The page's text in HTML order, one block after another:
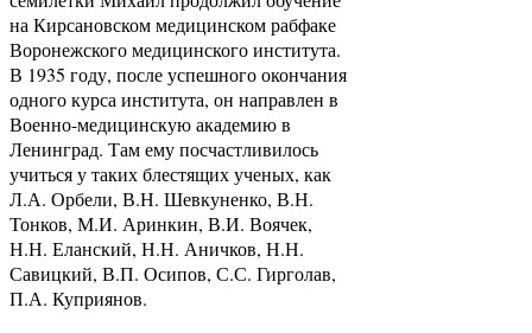
на Кирсановском медицинском рабфаке
Воронежского медицинского института.
В 1935 году, после успешного окончания
одного курса института, он направлен в
Военно-медицинскую академию в
Ленинград. Там ему посчастливилось
учиться у таких блестящих ученых, как
Л.А. Орбели, В.Н. Шевкуненко, В.Н.
Тонков, М.И. Аринкин, В.И. Воячек,
Н.Н. Еланский, Н.Н. Аничков, Н.Н.
Савицкий, В.П. Осипов, С.С. Гирголав,
П.А. Куприянов.